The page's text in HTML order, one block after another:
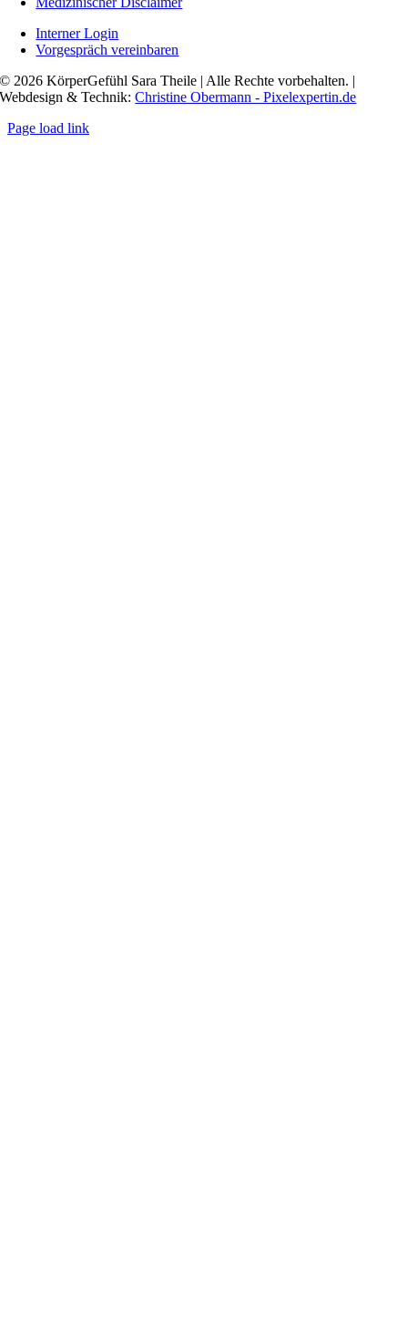
Interner Login
Vorgespräch vereinbaren
© 2026 KörperGefühl Sara Theile | Alle Rechte vorbehalten. |
Webdesign & Technik:Christine Obermann - Pixelexpertin.de
Page load link